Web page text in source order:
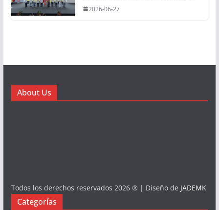
2026-06-27
About Us
Todos los derechos reservados 2026 ® | Diseño de JADEMK
Categorías